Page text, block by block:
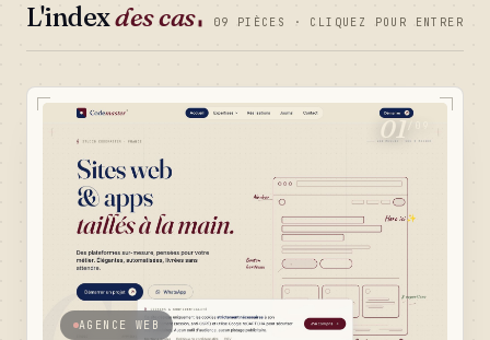
L'indexdes cas▮ 09 PIÈCES · CLIQUEZ POUR ENTRER
01
AGENCE WEB